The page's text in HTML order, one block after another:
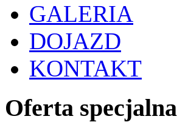
GALERIA
DOJAZD
KONTAKT
Oferta specjalna